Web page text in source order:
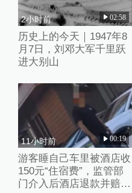
2小时前 02:58
历史上的今天｜1947年8
月7日，刘邓大军千里跃
进大别山
11小时前 00:19
游客睡自己车里被酒店收
150元“住宿费”，监管部
门介入后酒店退款并赔偿